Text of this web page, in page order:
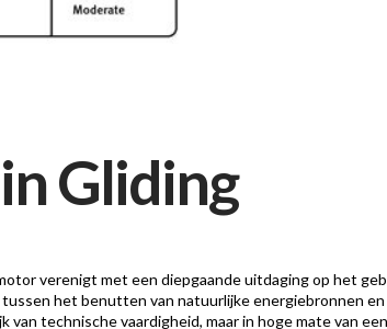
Gliding
verenigt met een diepgaande uitdaging op het
het benutten van natuurlijke energiebronnen
technische vaardigheid, maar in hoge mate van